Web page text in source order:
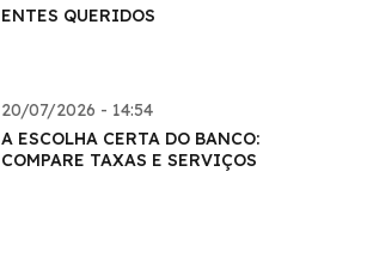
ENTES QUERIDOS
20/07/2026 - 14:54
A ESCOLHA CERTA DO BANCO:
COMPARE TAXAS E SERVIÇOS